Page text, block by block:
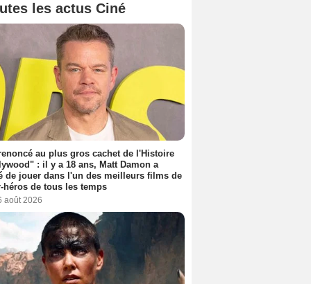
les actus Ciné
au plus gros cachet de l'Histoire
: il y a 18 ans, Matt Damon a
de jouer dans l'un des meilleurs films de
héros de tous les temps
août 2026